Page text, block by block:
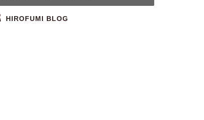
HIROFUMI BLOG